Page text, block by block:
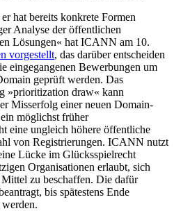
hat bereits konkrete Formen
Analyse der öffentlichen
Lösungen« hat ICANN am 10.
vorgestellt, das darüber entscheiden
eingegangenen Bewerbungen um
geprüft werden. Das
»prioritization draw« kann
Misserfolg einer neuen Domain-
möglichst früher
eine ungleich höhere öffentliche
von Registrierungen. ICANN nutzt
Lücke im Glücksspielrecht
Organisationen erlaubt, sich
zu beschaffen. Die dafür
bis spätestens Ende